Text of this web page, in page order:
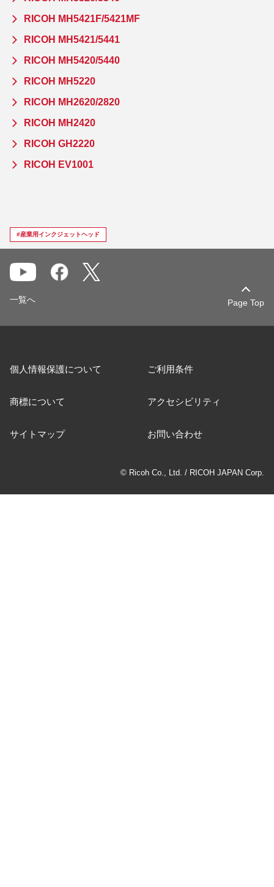
RICOH MH5421F/5421MF
RICOH MH5421/5441
RICOH MH5420/5440
RICOH MH5220
RICOH MH2620/2820
RICOH MH2420
RICOH GH2220
RICOH EV1001
#産業用インクジェットヘッド
Page Top
一覧へ
個人情報保護について ご利用条件
商標について アクセシビリティ
サイトマップ お問い合わせ
© Ricoh Co., Ltd. / RICOH JAPAN Corp.